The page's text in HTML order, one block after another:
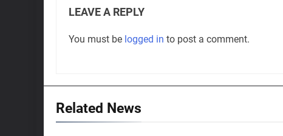
LEAVE A REPLY
You must be logged in to post a comment.
Related News